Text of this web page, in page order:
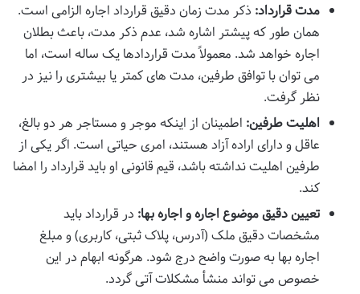
مدت قرارداد: ذکر مدت زمان دقیق قرارداد اجاره الزامی است.
همان طور که پیشتر اشاره شد، عدم ذکر مدت، باعث بطلان
اجاره خواهد شد. معمولاً مدت قراردادها یک ساله است، اما
می توان با توافق طرفین، مدت های کمتر یا بیشتری را نیز در
نظر گرفت.
اهلیت طرفین: اطمینان از اینکه موجر و مستاجر هر دو بالغ،
عاقل و دارای اراده آزاد هستند، امری حیاتی است. اگر یکی از
طرفین اهلیت نداشته باشد، قیم قانونی او باید قرارداد را امضا
کند.
تعیین دقیق موضوع اجاره و اجاره بها: در قرارداد باید
مشخصات دقیق ملک (آدرس، پلاک ثبتی، کاربری) و مبلغ
اجاره بها به صورت واضح درج شود. هرگونه ابهام در این
خصوص می تواند منشأ مشکلات آتی گردد.